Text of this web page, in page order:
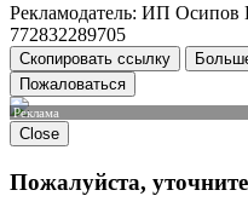
Рекламодатель: ИП
772832289705
Скопировать ссылку
Пожаловаться
Реклама
Close
Пожалуйста,